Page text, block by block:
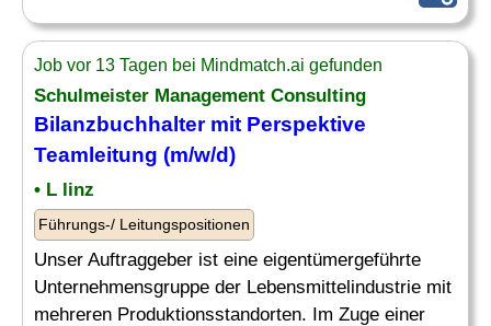
Job vor 13 Tagen bei Mindmatch.ai gefunden
Schulmeister Management Consulting
Bilanzbuchhalter mit Perspektive
Teamleitung (m/w/d)
• L linz
Führungs-/ Leitungspositionen
Unser Auftraggeber ist eine eigentümergeführte
Unternehmensgruppe der Lebensmittelindustrie mit
mehreren Produktionsstandorten. Im Zuge einer